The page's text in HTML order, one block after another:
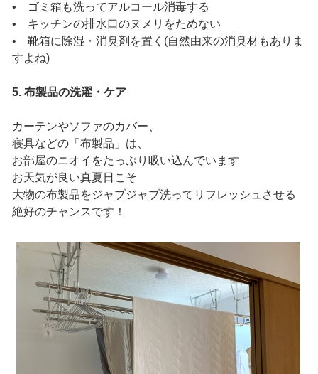
• ゴミ箱も洗ってアルコール消毒する
• キッチンの排水口のヌメリをためない
• 靴箱に除湿・消臭剤を置く(自然由来の消臭材もありま
すよね)
5. 布製品の洗濯・ケア
カーテンやソファのカバー、
寝具などの「布製品」は、
お部屋のニオイをたっぷり吸い込んでいます
お天気が良い真夏日こそ
大物の布製品をジャブジャブ洗ってリフレッシュさせる
絶好のチャンスです！